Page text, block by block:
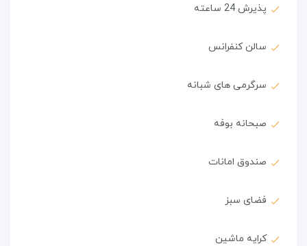
پذیرش 24 ساعته
سالن کنفرانس
سرگرمی های شبانه
صبحانه بوفه
صندوق امانات
فضای سبز
کرایه ماشین